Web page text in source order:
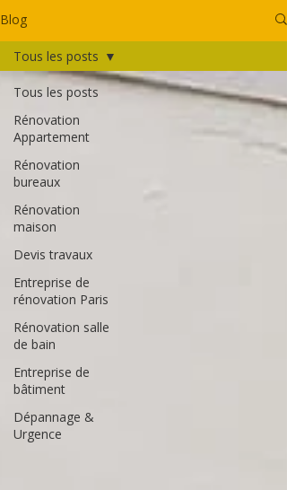
Blog
Tous les posts
Rénovation
Appartement
Rénovation
bureaux
Rénovation
maison
Devis travaux
Entreprise de
rénovation Paris
Rénovation salle
de bain
Entreprise de
bâtiment
Dépannage &
Urgence
Tous les posts